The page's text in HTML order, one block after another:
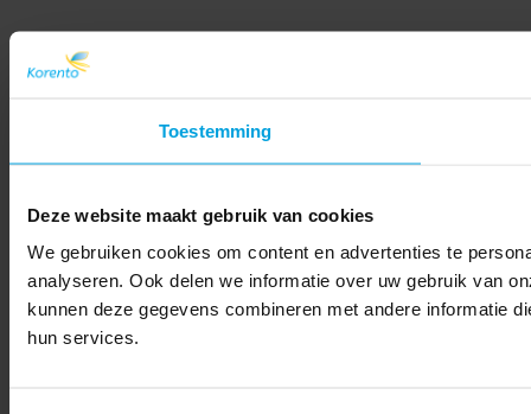
Toestemming
Deze website maakt gebruik van cookies
We gebruiken cookies om content en advertenties te
analyseren. Ook delen we informatie over uw gebruik van
kunnen deze gegevens combineren met andere informatie
hun services.